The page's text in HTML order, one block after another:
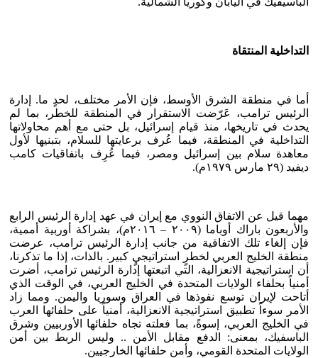
التداخلية المنتقاة
أما في منطقة الشرق الأوسط، فإن الأمر مختلف، لحدٍ ما. إدارة
الرئيس ترامب، عَرّضت الاستقرار في المنطقة للخطر، بما لم
يحدث في تاريخها، منذ قيام إسرائيل، بل حتى مع أهم محاولاتها
التداخلية في المنطقة، فيما عُرف برعايتها للسلام، بتبنيها لأول
معاهدة سلام بين إسرائيل ومصر، فيما عُرِف باتفاقيات كامب
ديفيد (٢٩ مارس ١٩٧٩م).
مهما قيل عن الاتفاق النووي مع إيران في عهد إدارة الرئيس الرابع
والأربعون باراك أوباما (٢٠٠٩ – ٢٠١٦م)، بشراكة أوربية أممية،
فإن إلغاء تلك الاتفاقية من جانب إدارة الرئيس ترامب، عرضت
منطقة الخليج العربي لخطرٍ استراتيجيٍ كبير. بالذات، إذا ما تذكرنا،
أن استراتيجية الانعزالية، التي اتبعتها إدارة الرئيس ترامب، أضرت
أمنياً بحلفاء الولايات المتحدة في الخليج العربي، في الوقت الذي
أتاحت لإيران توسع نفوذها في العراق وسوريا واليمن. ومما زاد
الأمر سوءاً تطبيق استراتيجية الانعزالية، أمنياً على حلفائها العرب
في الخليج العربي، إسوةً، بما فعلته تجاه حلفائها الأوربيين وشرق
الباسفيك، بمعنى: الدفع مقابل الأمن .. وليس الربط بين أمن
الولايات المتحدة القومي، وأمن حلفائها الخارجيين.